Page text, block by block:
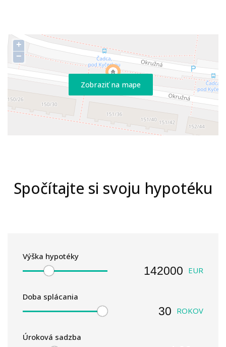
Zobraziť na mape
+
−
Spočítajte si svoju hypotéku
Výška hypotéky
EUR
Doba splácania
ROKOV
Úroková sadzba